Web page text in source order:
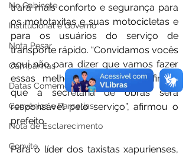
No Gabinete
Institucional e Governo
Nota Pesar
Campanhas
Datas Comemorativas
Convênios e Parcerias
Nota de Esclarecimento
Convite
trará mais conforto e segurança para
os mototaxitas e suas motocicletas e
para os usuários do serviço de
transporte rápido. “Convidamos vocês
aqui não para dizer que vamos fazer
essas melhorias, mas para afirmar
que a secretaria de obras será
responsável pelo serviço”, afirmou o
prefeito.
Para o líder dos taxistas xapurienses,